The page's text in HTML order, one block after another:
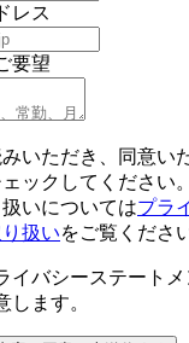
レス
要望
いただき、同意い
ックしてください。
いについてはプラ
扱いをご覧くださ
イバシーステート
します。